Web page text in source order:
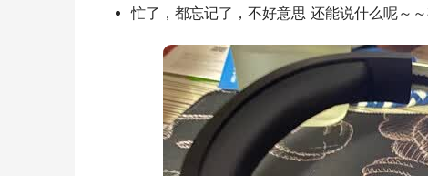
忙了，都忘记了，不好意思 还能说什么呢～